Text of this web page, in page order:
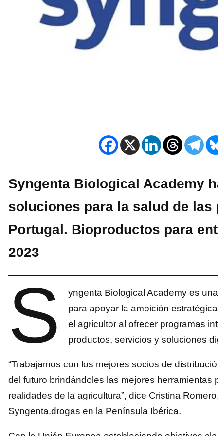
Syngenta Biological Academy
soluciones para la salud de
Portugal. Bioproductos para
2023
S
yngenta Biological Academy es
para apoyar la ambición
el agricultor al ofrecer programas
productos, servicios y soluciones
“Trabajamos con los mejores socios de
del futuro brindándoles las mejores
realidades de la agricultura”, dice Cristina
Syngenta.drogas en la Península Ibérica.